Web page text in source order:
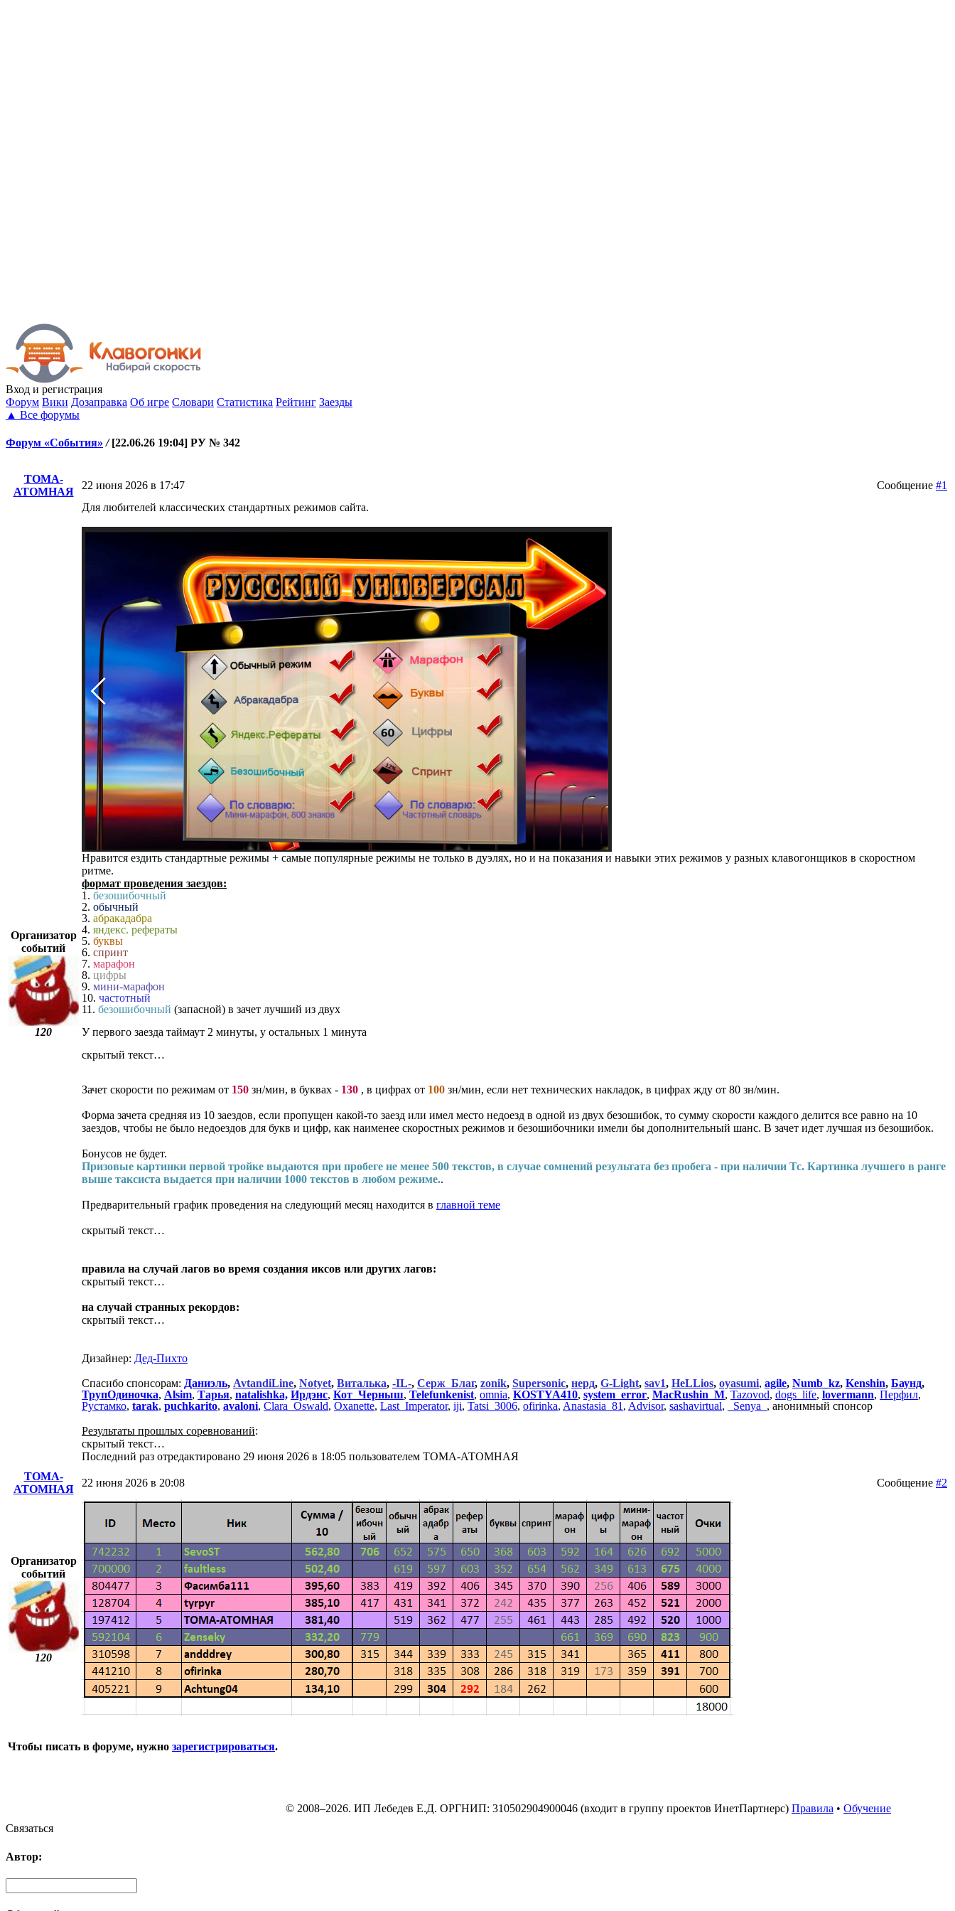
Вход и регистрация
Форум Вики Дозаправка Об игре Словари Статистика Рейтинг Заезды
▲ Все форумы
Форум «События» / [22.06.26 19:04] РУ № 342
ТОМА-
АТОМНАЯ
Сообщение #1
22 июня 2026 в 17:47
Организатор
событий
120
Для любителей классических стандартных режимов сайта.
Нравится ездить стандартные режимы + самые популярные режимы не только в дуэлях, но и на показания и навыки этих режимов у разных клавогонщиков в скоростном
ритме.
формат проведения заездов:
1. безошибочный
2. обычный
3. абракадабра
4. яндекс. рефераты
5. буквы
6. спринт
7. марафон
8. цифры
9. мини-марафон
10. частотный
11. безошибочный (запасной) в зачет лучший из двух
У первого заезда таймаут 2 минуты, у остальных 1 минута
скрытый текст…
Зачет скорости по режимам от 150 зн/мин, в буквах - 130 , в цифрах от 100 зн/мин, если нет технических накладок, в цифрах жду от 80 зн/мин.
Форма зачета средняя из 10 заездов, если пропущен какой-то заезд или имел место недоезд в одной из двух безошибок, то сумму скорости каждого делится все равно на 10
заездов, чтобы не было недоездов для букв и цифр, как наименее скоростных режимов и безошибочники имели бы дополнительный шанс. В зачет идет лучшая из безошибок.
Бонусов не будет.
Призовые картинки первой тройке выдаются при пробеге не менее 500 текстов, в случае сомнений результата без пробега - при наличии Тс. Картинка лучшего в ранге
выше таксиста выдается при наличии 1000 текстов в любом режиме..
Предварительный график проведения на следующий месяц находится в главной теме
скрытый текст…
правила на случай лагов во время создания иксов или других лагов:
скрытый текст…
на случай странных рекордов:
скрытый текст…
Дизайнер: Дед-Пихто
Спасибо спонсорам: Даниэль, AvtandiLine, Notyet, Виталька, -IL-, Серж_Благ, zonik, Supersonic, нерд, G-Light, sav1, HeLLios, oyasumi, agile, Numb_kz, Kenshin, Баунд,
ТрупОдиночка, Alsim, Тарья, natalishka, Ирдэнс, Кот_Черныш, Telefunkenist, omnia, KOSTYA410, system_error, MacRushin_M, Tazovod, dogs_life, lovermann, Перфил,
Рустамко, tarak, puchkarito, avaloni, Clara_Oswald, Oxanette, Last_Imperator, iji, Tatsi_3006, ofirinka, Anastasia_81 , Advisor, sashavirtual, _Senya_ , анонимный спонсор
Результаты прошлых соревнований:
скрытый текст…
Последний раз отредактировано 29 июня 2026 в 18:05 пользователем ТОМА-АТОМНАЯ
ТОМА-
АТОМНАЯ
Сообщение #2
22 июня 2026 в 20:08
Организатор
событий
120
Чтобы писать в форуме, нужно зарегистрироваться.
© 2008–2026. ИП Лебедев Е.Д. ОРГНИП: 310502904900046 (входит в группу проектов ИнетПартнерс) Правила • Обучение
Связаться
Автор: